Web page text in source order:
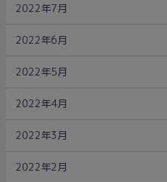
2022年7月
2022年6月
2022年5月
2022年4月
2022年3月
2022年2月